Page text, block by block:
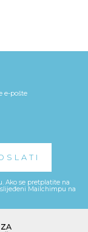
e-pošte
Ako se pretplatite na
Mailchimpu na